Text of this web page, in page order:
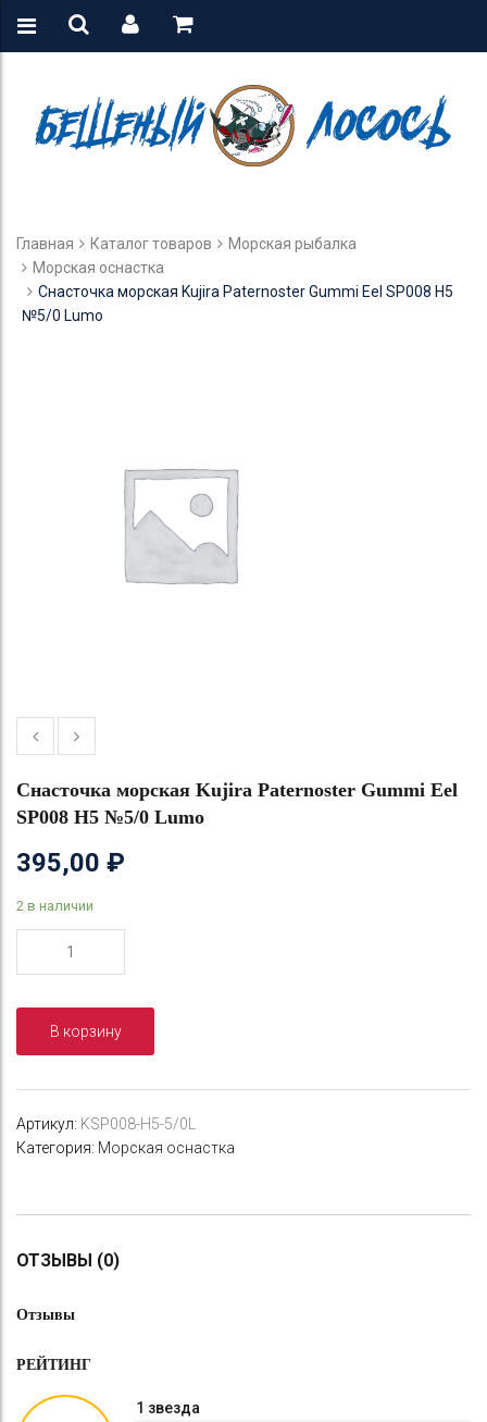
Главная Каталог товаров
Морская рыбалка
Морская оснастка
Снасточка морская Kujira Paternoster Gummi Eel SP008 H5
№5/0 Lumo
Снасточка морская Kujira Paternoster Gummi Eel
SP008 H5 №5/0 Lumo
395,00 ₽
2 в наличии
морская
Kujira
Paternoster
SP008
H5
В корзину
Артикул: KSP008-H5-5/0L
Категория: Морская оснастка
ОТЗЫВЫ (0)
Отзывы
РЕЙТИНГ
1 звезда